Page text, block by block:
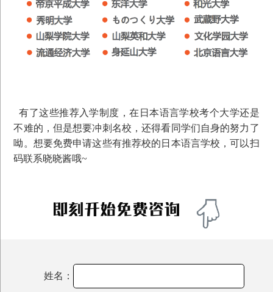
有了这些推荐入学制度，在日本语言学校考个大学还是
不难的，但是想要冲刺名校，还得看同学们自身的努力了
呦。想要免费申请这些有推荐校的日本语言学校，可以扫
码联系晓晓酱哦~
姓名：